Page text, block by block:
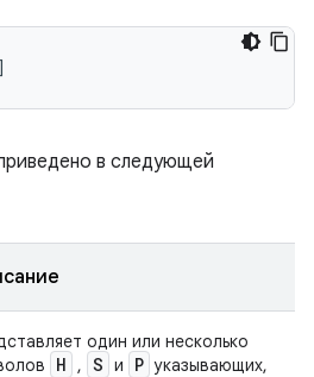
в следующей
один или несколько
H , S и P указывающих,